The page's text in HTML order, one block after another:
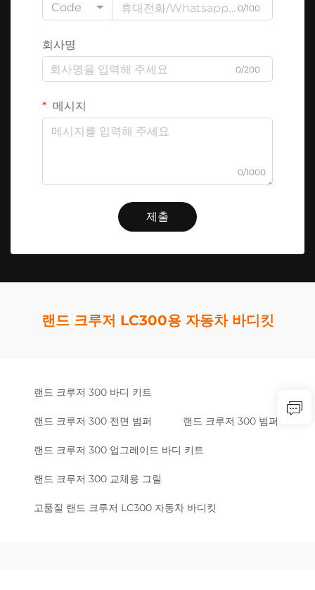
Code
0/100
회사명
0/200
메시지
0/1000
제출
랜드 크루저 LC300용 자동차 바디킷
랜드 크루저 300 바디 키트
랜드 크루저 300 전면 범퍼 랜드 크루저 300 범퍼
랜드 크루저 300 업그레이드 바디 키트
랜드 크루저 300 교체용 그릴
고품질 랜드 크루저 LC300 자동차 바디킷